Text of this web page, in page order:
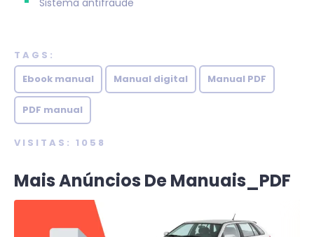
Sistema antifraude
TAGS:
Ebook manual
Manual digital Manual PDF
PDF manual
VISITAS: 1058
Mais Anúncios De Manuais_PDF